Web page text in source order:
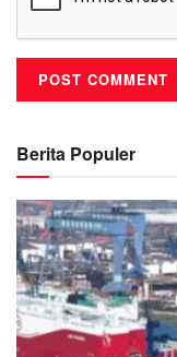
Berita Populer